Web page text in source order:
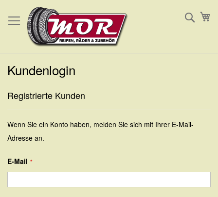
zum
Kundenlogin
Registrierte Kunden
Wenn Sie ein Konto haben, melden Sie sich mit Ihrer E-Mail-
Adresse an.
E-Mail